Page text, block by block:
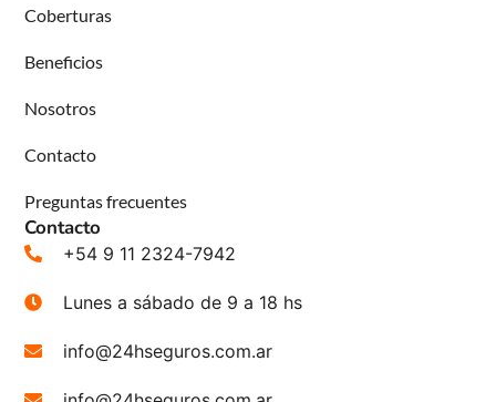
Coberturas
Beneficios
Nosotros
Contacto
Preguntas frecuentes
Contacto
+54 9 11 2324-7942
Lunes a sábado de 9 a 18 hs
info@24hseguros.com.ar